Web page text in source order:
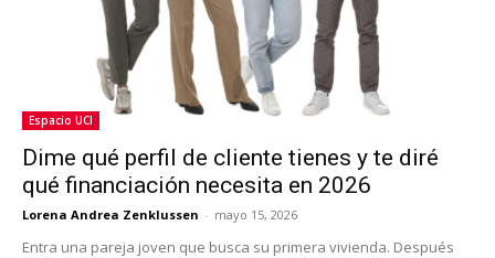
Espacio UCI
Dime qué perfil de cliente tienes y te diré
qué financiación necesita en 2026
Lorena Andrea Zenklussen - mayo 15, 2026
Entra una pareja joven que busca su primera vivienda. Después